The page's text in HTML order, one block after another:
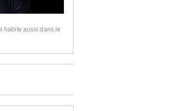
habite aussi dans le